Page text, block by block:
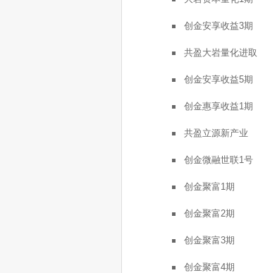
创金安享收益3期
共盈大岩量化进取
创金安享收益5期
创金惠享收益1期
共盈立源新产业
创金微融世联1号
创金聚富1期
创金聚富2期
创金聚富3期
创金聚富4期